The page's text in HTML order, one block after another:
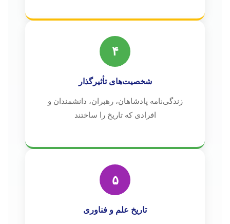
۴
شخصیت‌های تأثیرگذار
زندگی‌نامه پادشاهان، رهبران، دانشمندان و
افرادی که تاریخ را ساختند
۵
تاریخ علم و فناوری